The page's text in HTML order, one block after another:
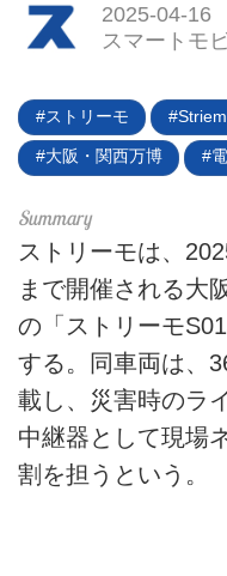
EV
電動バイ
電動キッ
テクノロ
このメデ
運営会社
利用規約
2025-04-16
スマートモ
ストリーモ
大阪・関西万博
ストリーモは、
まで開催される大
の「ストリーモ
する。同車両は、
載し、災害時のラ
中継器として現場
割を担うという。